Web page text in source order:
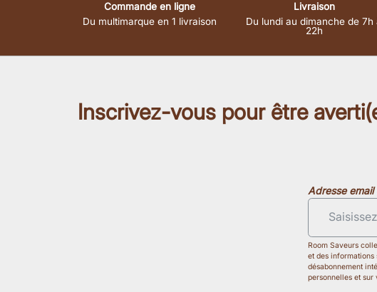
Commande en ligne
Du multimarque en 1 livraison
Livraison
Du lundi au dimanche de 7h
22h
Inscrivez-vous pour être
Adresse
Room Saveurs
et des informations
désabonnement
personnelles et sur